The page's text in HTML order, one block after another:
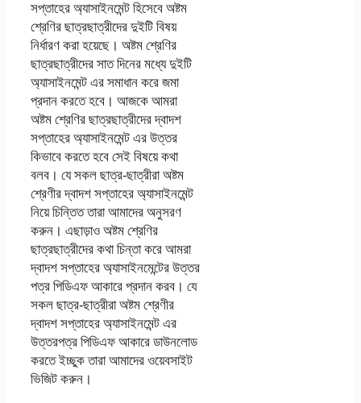
সপ্তাহের অ্যাসাইনমেন্ট হিসেবে অষ্টম
শ্রেণির ছাত্রছাত্রীদের দুইটি বিষয়
নির্ধারণ করা হয়েছে। অষ্টম শ্রেণির
ছাত্রছাত্রীদের সাত দিনের মধ্যে দুইটি
অ্যাসাইনমেন্ট এর সমাধান করে জমা
প্রদান করতে হবে। আজকে আমরা
অষ্টম শ্রেণির ছাত্রছাত্রীদের দ্বাদশ
সপ্তাহের অ্যাসাইনমেন্ট এর উত্তর
কিভাবে করতে হবে সেই বিষয়ে কথা
বলব। যে সকল ছাত্র-ছাত্রীরা অষ্টম
শ্রেণীর দ্বাদশ সপ্তাহের অ্যাসাইনমেন্ট
নিয়ে চিন্তিত তারা আমাদের অনুসরণ
করুন। এছাড়াও অষ্টম শ্রেণির
ছাত্রছাত্রীদের কথা চিন্তা করে আমরা
দ্বাদশ সপ্তাহের অ্যাসাইনমেন্টের উত্তর
পত্র পিডিএফ আকারে প্রদান করব। যে
সকল ছাত্র-ছাত্রীরা অষ্টম শ্রেণীর
দ্বাদশ সপ্তাহের অ্যাসাইনমেন্ট এর
উত্তরপত্র পিডিএফ আকারে ডাউনলোড
করতে ইচ্ছুক তারা আমাদের ওয়েবসাইট
ভিজিট করুন।